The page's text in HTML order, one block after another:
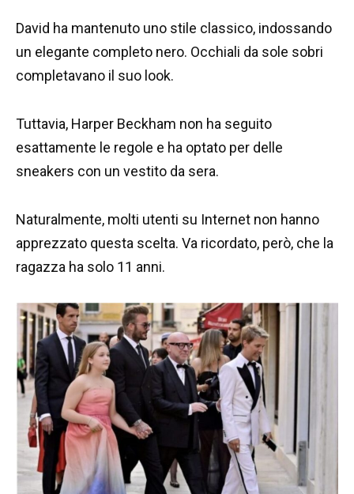
David ha mantenuto uno stile classico, indossando
un elegante completo nero. Occhiali da sole sobri
completavano il suo look.
Tuttavia, Harper Beckham non ha seguito
esattamente le regole e ha optato per delle
sneakers con un vestito da sera.
Naturalmente, molti utenti su Internet non hanno
apprezzato questa scelta. Va ricordato, però, che la
ragazza ha solo 11 anni.